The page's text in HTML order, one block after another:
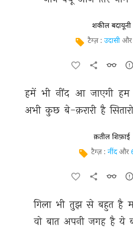
शकील बदायूनी
टैग्ज़ : उदासी और
हमें भी नींद आ जाएगी हम
अभी कुछ बे-क़रारी है
क़तील शिफ़ाई
टैग्ज़ : नींद और
गिला भी तुझ से बहुत है
वो बात अपनी जगह है ये